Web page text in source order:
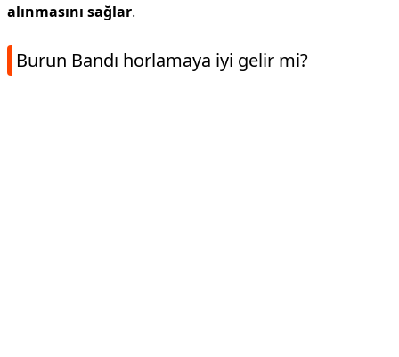
alınmasını sağlar.
Burun Bandı horlamaya iyi gelir mi?